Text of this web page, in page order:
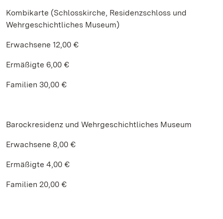
Kombikarte (Schlosskirche, Residenzschloss und
Wehrgeschichtliches Museum)
Erwachsene 12,00 €
Ermäßigte 6,00 €
Familien 30,00 €
Barockresidenz und Wehrgeschichtliches Museum
Erwachsene 8,00 €
Ermäßigte 4,00 €
Familien 20,00 €